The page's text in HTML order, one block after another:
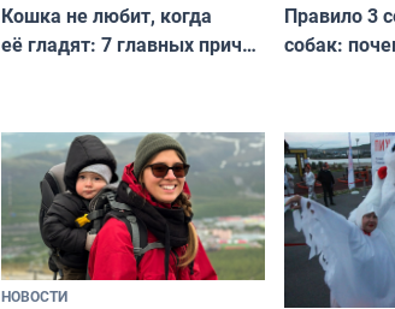
Кошка не любит, когда
её гладят: 7 главных причин
независимому питомцу
Правило 3
собак:
питомцу
криков
НОВОСТИ